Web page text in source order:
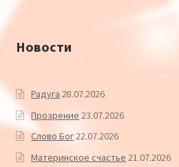
Новости
Радуга 28.07.2026
Прозрение 23.07.2026
Слово Бог22.07.2026
Материнское счастье 21.07.2026